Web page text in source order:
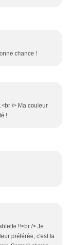
chance !
/> Ma couleur
!
!!<br /> Je
préférée, c'est la